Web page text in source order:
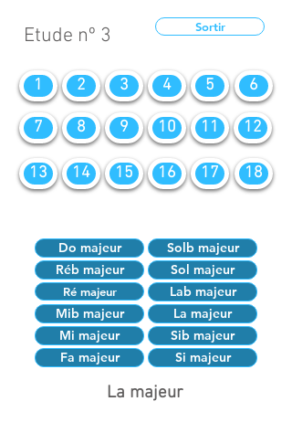
Etude nº 3 Sortir
1 2 3 4 5 6
7 8 9 10 11 12
13 14 15 16 17 18
Do majeur
Solb majeur
Réb majeur
Sol majeur
Ré majeur
Lab majeur
Mib majeur
La majeur
Mi majeur
Sib majeur
Fa majeur
Si majeur
La majeur